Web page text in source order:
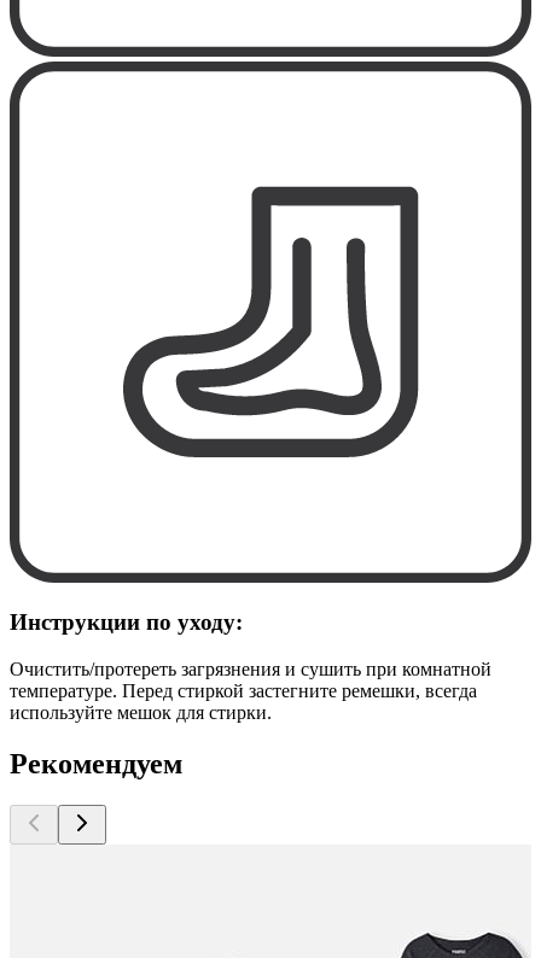
Инструкции по уходу:
Очистить/протереть загрязнения и сушить при комнатной
температуре. Перед стиркой застегните ремешки, всегда
используйте мешок для стирки.
Рекомендуем